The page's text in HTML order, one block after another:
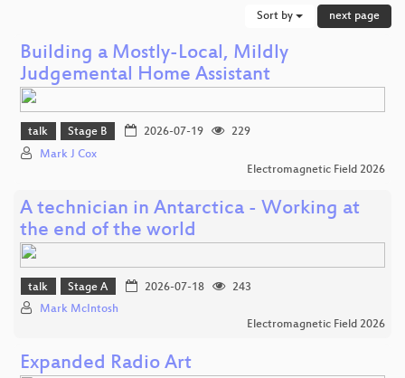
Sort by next page
Building a Mostly-Local, Mildly
Judgemental Home Assistant
talk Stage B 2026-07-19
229
Mark J Cox
Electromagnetic Field 2026
A technician in Antarctica - Working at
the end of the world
talk Stage A 2026-07-18
243
Mark McIntosh
Electromagnetic Field 2026
Expanded Radio Art